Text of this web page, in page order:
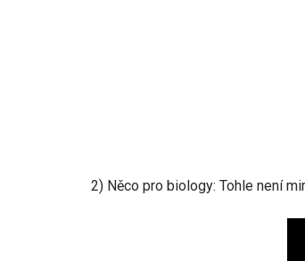
2) Něco pro biology: Tohle není